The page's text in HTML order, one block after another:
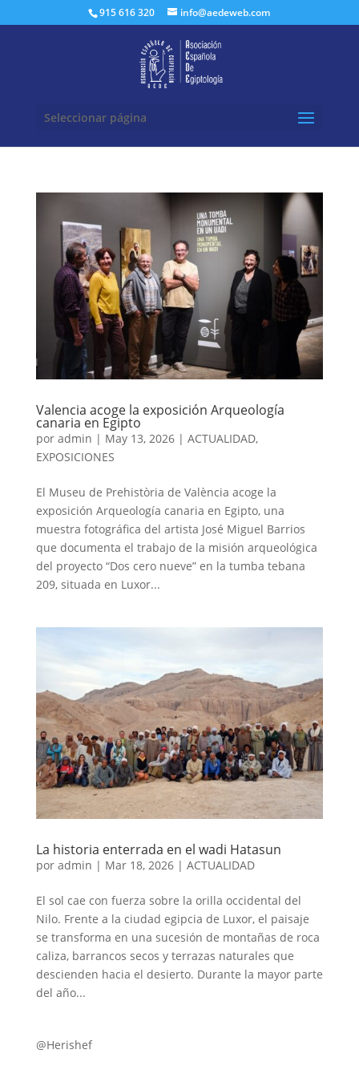
915 616 320 info@aedeweb.com
Seleccionar página
Valencia acoge la exposición Arqueología
canaria en Egipto
por admin | May 13, 2026| ACTUALIDAD,
EXPOSICIONES
El Museu de Prehistòria de València acoge la
exposición Arqueología canaria en Egipto, una
muestra fotográfica del artista José Miguel Barrios
que documenta el trabajo de la misión arqueológica
del proyecto “Dos cero nueve” en la tumba tebana
209, situada en Luxor...
La historia enterrada en el wadi Hatasun
por admin | Mar 18, 2026| ACTUALIDAD
El sol cae con fuerza sobre la orilla occidental del
Nilo. Frente a la ciudad egipcia de Luxor, el paisaje
se transforma en una sucesión de montañas de roca
caliza, barrancos secos y terrazas naturales que
descienden hacia el desierto. Durante la mayor parte
del año...
@Herishef